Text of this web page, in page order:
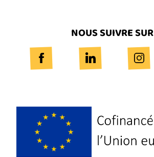
NOUS SUIVRE SUR
Logo
Europe